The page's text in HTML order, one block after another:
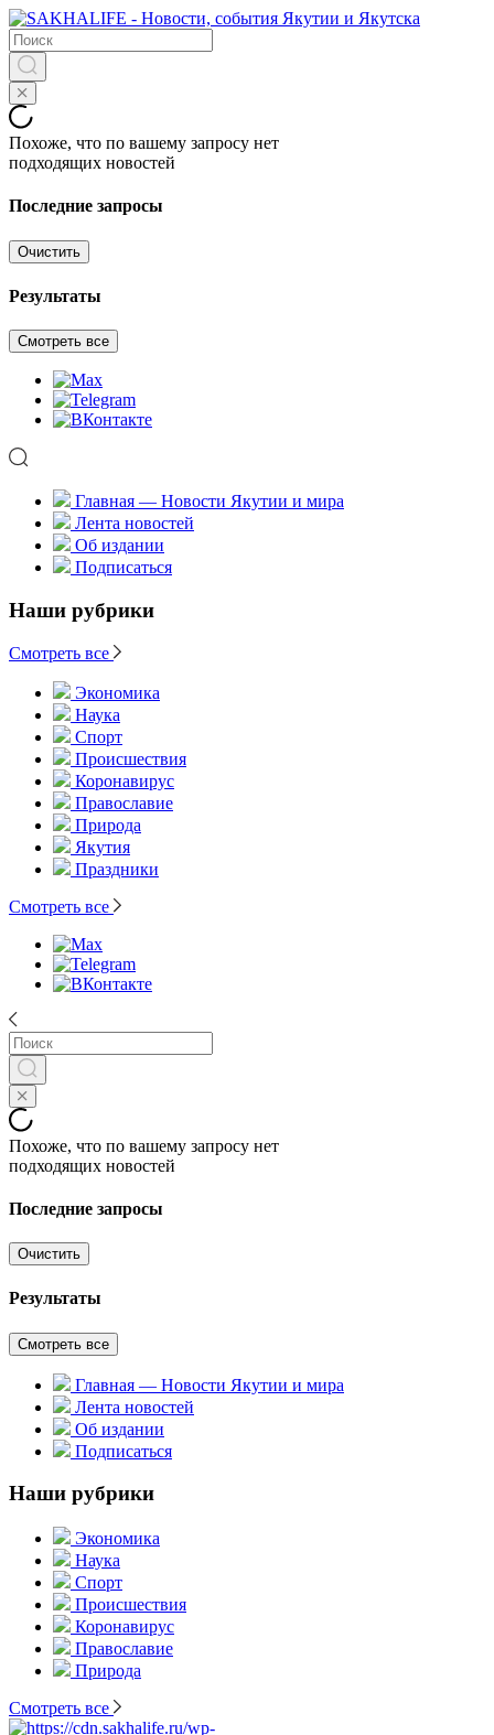
Похоже, что по вашему запросу нет
подходящих новостей
Последние запросы
Очистить
Результаты
Смотреть все
Главная — Новости Якутии и мира
Лента новостей
Об издании
Подписаться
Наши рубрики
Смотреть все
Экономика
Наука
Спорт
Происшествия
Коронавирус
Православие
Природа
Якутия
Праздники
Смотреть все
Похоже, что по вашему запросу нет
подходящих новостей
Последние запросы
Очистить
Результаты
Смотреть все
Главная — Новости Якутии и мира
Лента новостей
Об издании
Подписаться
Наши рубрики
Экономика
Наука
Спорт
Происшествия
Коронавирус
Православие
Природа
Смотреть все